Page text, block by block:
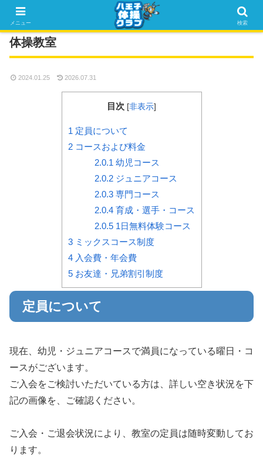
体操教室
2024.01.25 2026.07.31
目次 [非表示]
1 定員について
2コースおよび料金
2.0.1 幼児コース
2.0.2 ジュニアコース
2.0.3 専門コース
2.0.4 育成・選手・コース
2.0.5 1日無料体験コース
3ミックスコース制度
4入会費・年会費
5お友達・兄弟割引制度
定員について
現在、幼児・ジュニアコースで満員になっている曜日・コ
ースがございます。
ご入会をご検討いただいている方は、詳しい空き状況を下
記の画像を、ご確認ください。
ご入会・ご退会状況により、教室の定員は随時変動してお
ります。
メニュー 検索